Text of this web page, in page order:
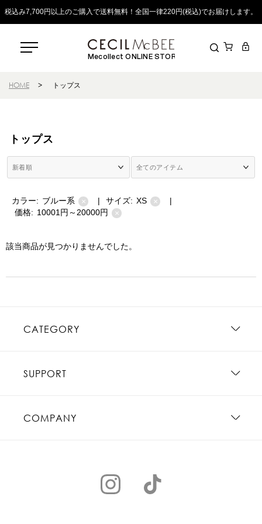
税込み7,700円以上のご購入で送料無料！全国一律220円(税込)でお届けします。
Mecollect ONLINE STORE
HOME > トップス
トップス
カラー: ブルー系 × | サイズ: XS ×
|
価格: 10001円～20000円 ×
該当商品が見つかりませんでした。
CATEGORY
SUPPORT
COMPANY